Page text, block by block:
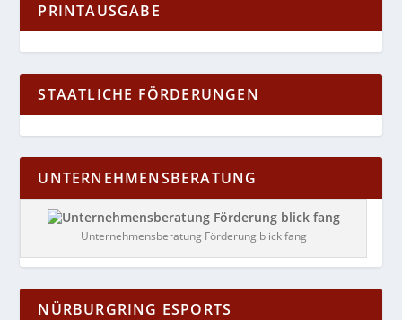
PRINTAUSGABE
STAATLICHE FÖRDERUNGEN
UNTERNEHMENSBERATUNG
Unternehmensberatung Förderung blick fang
NÜRBURGRING ESPORTS